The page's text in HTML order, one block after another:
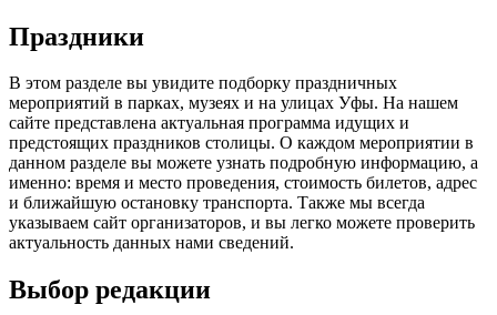
Праздники
В этом разделе вы увидите подборку праздничных
мероприятий в парках, музеях и на улицах Уфы. На нашем
сайте представлена актуальная программа идущих и
предстоящих праздников столицы. О каждом мероприятии в
данном разделе вы можете узнать подробную информацию, а
именно: время и место проведения, стоимость билетов, адрес
и ближайшую остановку транспорта. Также мы всегда
указываем сайт организаторов, и вы легко можете проверить
актуальность данных нами сведений.
Выбор редакции